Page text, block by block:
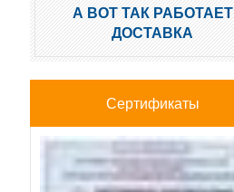
А ВОТ ТАК РАБОТАЕТ
ДОСТАВКА
Сертификаты